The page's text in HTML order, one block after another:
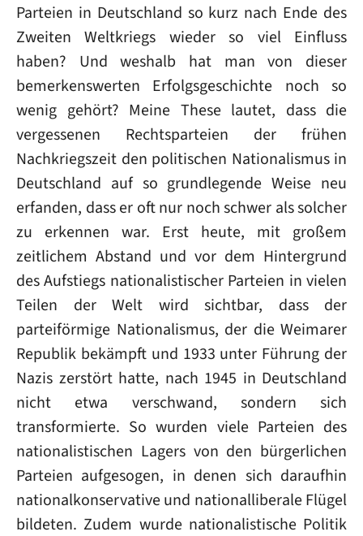
Parteien in Deutschland so kurz nach Ende des
Zweiten Weltkriegs wieder so viel Einfluss
haben? Und weshalb hat man von dieser
bemerkenswerten Erfolgsgeschichte noch so
wenig gehört? Meine These lautet, dass die
vergessenen Rechtsparteien der frühen
Nachkriegszeit den politischen Nationalismus in
Deutschland auf so grundlegende Weise neu
erfanden, dass er oft nur noch schwer als solcher
zu erkennen war. Erst heute, mit großem
zeitlichem Abstand und vor dem Hintergrund
des Aufstiegs nationalistischer Parteien in vielen
Teilen der Welt wird sichtbar, dass der
parteiförmige Nationalismus, der die Weimarer
Republik bekämpft und 1933 unter Führung der
Nazis zerstört hatte, nach 1945 in Deutschland
nicht etwa verschwand, sondern sich
transformierte. So wurden viele Parteien des
nationalistischen Lagers von den bürgerlichen
Parteien aufgesogen, in denen sich daraufhin
nationalkonservative und nationalliberale Flügel
bildeten. Zudem wurde nationalistische Politik